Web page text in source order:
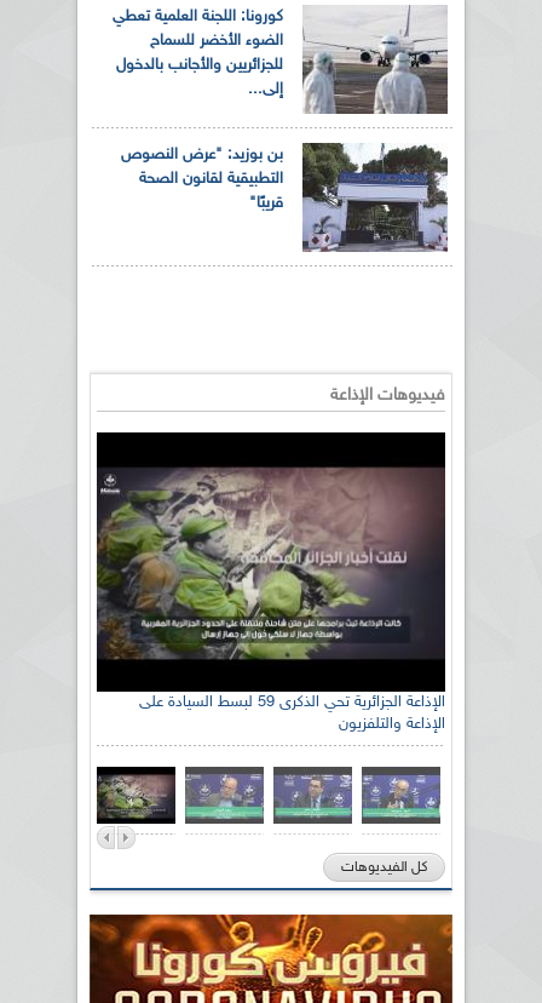
كورونا: اللجنة العلمية تعطي
الضوء الأخضر للسماح
للجزائريين والأجانب بالدخول
إلى...
بن بوزيد: "عرض النصوص
التطبيقية لقانون الصحة
قريبًا"
فيديوهات الإذاعة
الإذاعة الجزائرية تحي الذكرى 59 لبسط السيادة على
الإذاعة والتلفزيون
كل الفيديوهات